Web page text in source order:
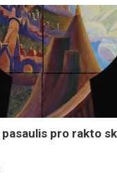
pasaulis pro rakto